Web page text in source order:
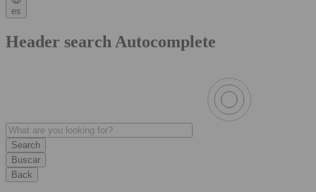
es
Header search Autocomplete
Buscar
Back